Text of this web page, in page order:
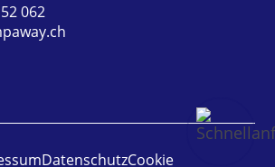
062
DatenschutzCookie